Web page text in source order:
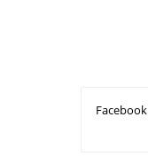
Facebook